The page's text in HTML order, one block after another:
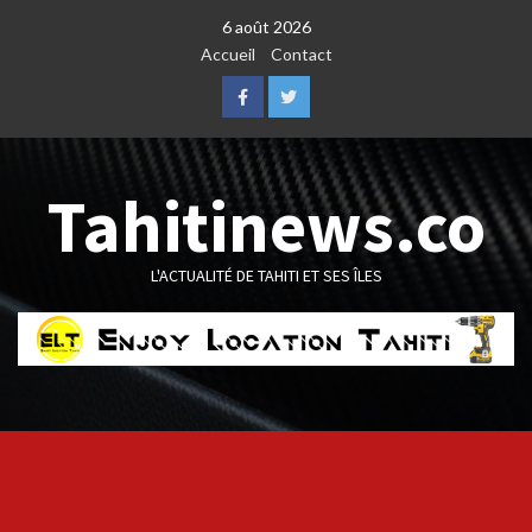
6 août 2026
Accueil
Contact
FacebookTwitter
Tahitinews.co
L'ACTUALITÉ DE TAHITI ET SES ÎLES